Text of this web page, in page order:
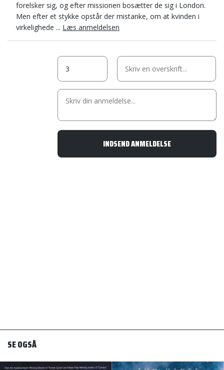
forelsker sig, og efter missionen bosætter de sig i London.
Men efter et stykke opstår der mistanke, om at kvinden i
virkelighede ... Læs anmeldelsen
SE OGSÅ